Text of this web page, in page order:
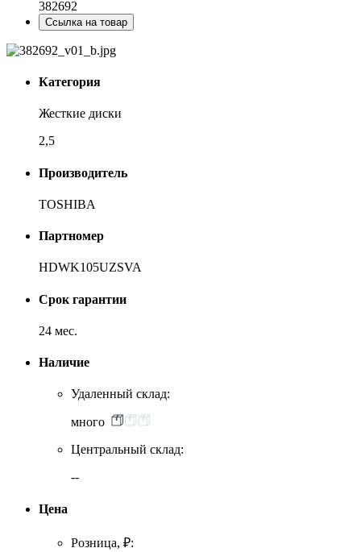
382692
Ссылка на товар
Категория
Жесткие диски
2,5
Производитель
TOSHIBA
Партномер
HDWK105UZSVA
Срок гарантии
24 мес.
Наличие
Удаленный склад:
много
Центральный склад:
--
Цена
Розница, ₽: